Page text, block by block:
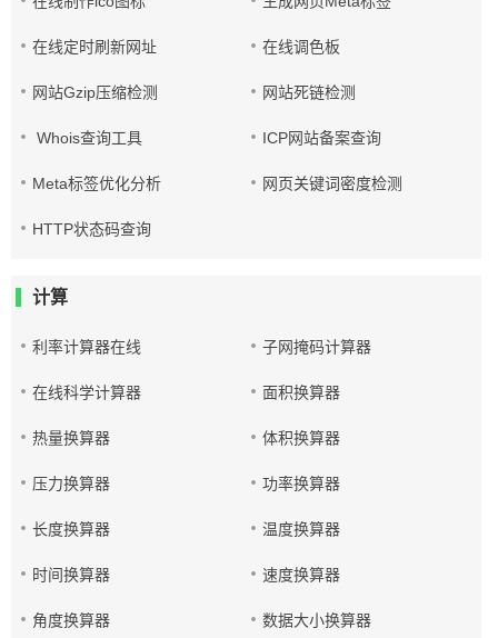
在线定时刷新网址 在线调色板
网站Gzip压缩检测 网站死链检测
Whois查询工具 ICP网站备案查询
Meta标签优化分析 网页关键词密度检测
HTTP状态码查询
计算
利率计算器在线 子网掩码计算器
在线科学计算器 面积换算器
热量换算器 体积换算器
压力换算器 功率换算器
长度换算器 温度换算器
时间换算器 速度换算器
角度换算器 数据大小换算器